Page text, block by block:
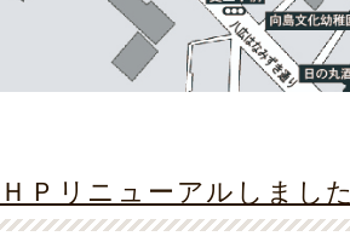
ＨＰリニューアルしました